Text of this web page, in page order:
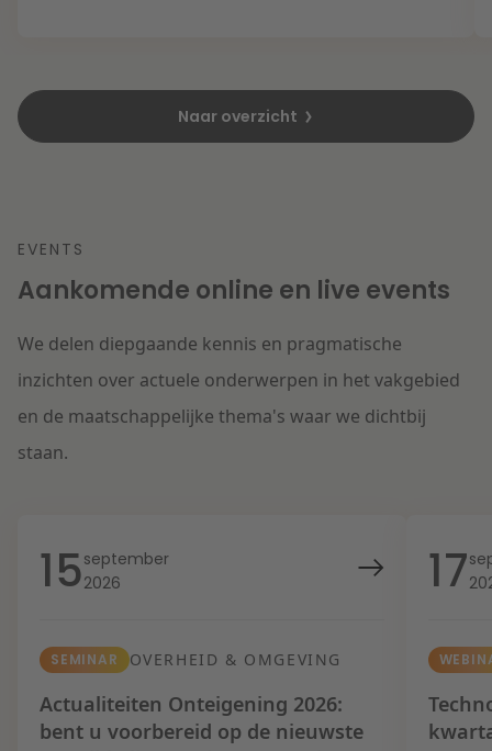
Naar overzicht
EVENTS
Aankomende online en live events
We delen diepgaande kennis en pragmatische
inzichten over actuele onderwerpen in het vakgebied
en de maatschappelijke thema's waar we dichtbij
staan.
15september
2026
SEMINAR OVERHEID & OMGEVING
Actualiteiten Onteigening 2026:
bent u voorbereid op de nieuwste
17